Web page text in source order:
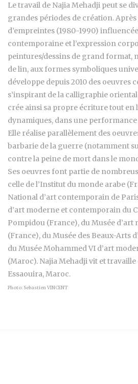
Le travail de Najia Mehadji peut se
grandes périodes de création.
d’empreintes (1980-1990)
contemporaine et l’expression
peintures/dessins de grand format,
de lin, aux formes symboliques
développe depuis 2010 des oeuvres
s’inspirant de la calligraphie
crée ainsi sa propre écriture tout en
dynamiques, dans une
Elle réalise parallèlement des
barbarie de la guerre (notamment
contre la peine de mort dans le
Ses oeuvres font partie de
celle de l’Institut du monde arabe
National d’art contemporain de
d’art moderne et contemporain du
Pompidou (France), du Musée d’art
(France), du Musée des Beaux-Arts
du Musée Mohammed VI d’art
(Maroc). Najia Mehadji vit et
Essaouira, Maroc.
Photo: Sebastien VINCENT